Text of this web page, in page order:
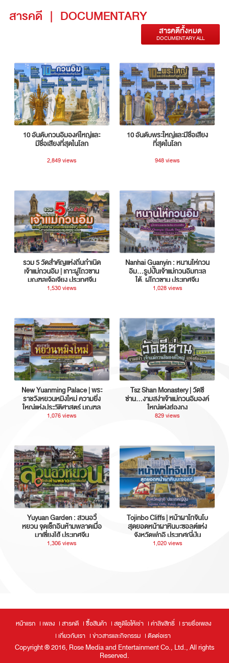
สารคดี | DOCUMENTARY
สารคดีทั้งหมด
DOCUMENTARY ALL
10 อันดับกวนอิมองค์ใหญ่และ
มีชื่อเสียงที่สุดในโลก
2,849 views
10 อันดับพระใหญ่และมีชื่อเสียง
ที่สุดในโลก
948 views
รวม 5 วัดสำคัญแห่งถิ่นกำเนิด
เจ้าแม่กวนอิม | เกาะผู่โถวซาน
มณฑลเจ้อเจียง ประเทศจีน
1,530 views
Nanhai Guanyin : หนานไห่กวน
อิม...รูปปั้นเจ้าแม่กวนอิมทะเล
ใต้, ผู่โถวซาน ประเทศจีน
1,028 views
New Yuanming Palace | พระ
ราชวังหยวนหมิงใหม่ ความยิ่ง
ใหญ่แห่งประวัติศาสตร์ มณฑล
กวางตุ้ง ประเทศจีน
1,076 views
Tsz Shan Monastery | วัดซี
ซ่าน…งามสง่าเจ้าแม่กวนอิมองค์
ใหญ่แห่งฮ่องกง
829 views
Yuyuan Garden : สวนอวี้
หยวน จุดเช็กอินห้ามพลาดเมื่อ
มาเซี่ยงไฮ้ ประเทศจีน
1,306 views
Tojinbo Cliffs | หน้าผาโทจินโบ
สุดยอดหน้าผาหินบะซอลต์แห่ง
จังหวัดฟุกุอิ ประเทศญี่ปุ่น
1,020 views
หน้าแรก เพลง สารคดี ซื้อสินค้า สตูดิโอให้เช่า ค่าลิขสิทธิ์
รายชื่อเพลง
เกี่ยวกับเรา
ข่าวสารและกิจกรรม ติดต่อเรา
Copyright ® 2016, Rose Media and Entertainment Co., Ltd., All rights
Reserved.